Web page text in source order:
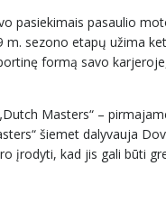
pasiekimais pasaulio
sezono etapų užima
formą savo
Masters“ –
šiemet dalyvauja
įrodyti, kad jis gali būti